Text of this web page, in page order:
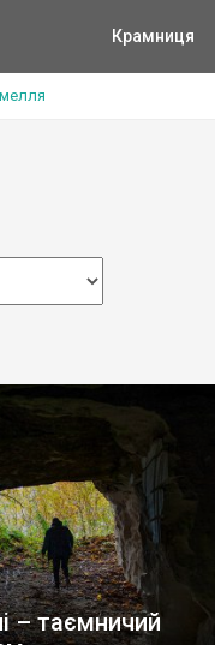
Крамниця
– таємничий